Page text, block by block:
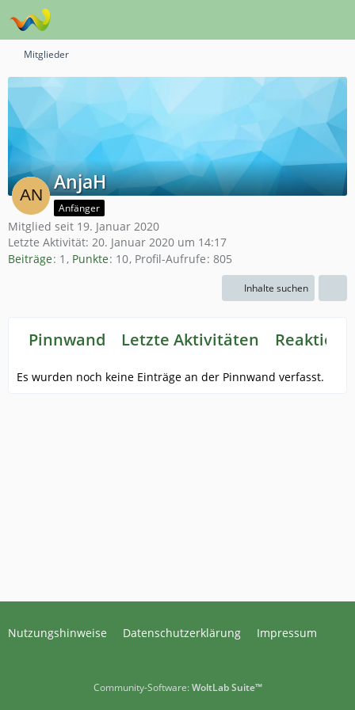
Mitglieder
AnjaH
Anfänger
Mitglied seit 19. Januar 2020
Letzte Aktivität: 20. Januar 2020 um 14:17
Beiträge 1 Punkte 10 Profil-Aufrufe 805
Inhalte suchen
Pinnwand Letzte Aktivitäten
Es wurden noch keine Einträge an der Pinnwand verfasst.
Nutzungshinweise Datenschutzerklärung Impressum
Community-Software:WoltLab Suite™